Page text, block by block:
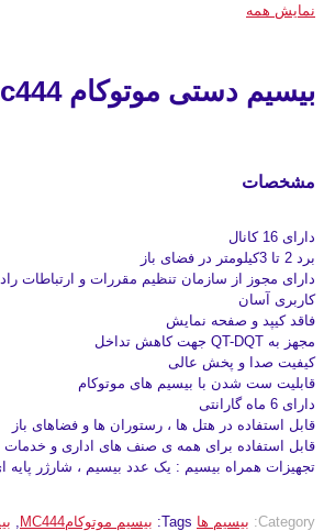
نمایش همه
بیسیم دستی موتوکام Mc444
مشخصات
دارای 16 کانال
برد 2 تا 3کیلومتر در فضای باز
دارای مجوز از سازمان تنظیم مقررات و ارتباطات
کاربری آسان
فاقد کیپد و صفحه نمایش
مجهز به QT-DQT جهت کاهش تداخل
کیفیت صدا و پخش عالی
قابلیت ست شدن با بیسیم های موتوکام
دارای 6 ماه گارانتی
قابل استفاده در هتل ها ، رستوران ها و فضاهای باز
قابل استفاده برای همه ی صنف های اداری و خدمات
تجهیزات همراه بیسیم : یک عدد بیسیم ، شارژر پایه
Category: بیسیم ها Tags: بیسیم موتوکامMC444